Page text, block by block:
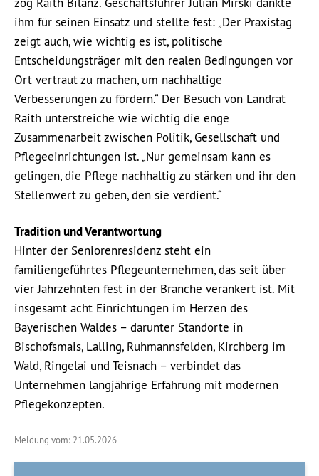
ihm für seinen Einsatz und stellte fest: „Der Praxistag
zeigt auch, wie wichtig es ist, politische
Entscheidungsträger mit den realen Bedingungen vor
Ort vertraut zu machen, um nachhaltige
Verbesserungen zu fördern.“ Der Besuch von Landrat
Raith unterstreiche wie wichtig die enge
Zusammenarbeit zwischen Politik, Gesellschaft und
Pflegeeinrichtungen ist. „Nur gemeinsam kann es
gelingen, die Pflege nachhaltig zu stärken und ihr den
Stellenwert zu geben, den sie verdient.“
Tradition und Verantwortung
Hinter der Seniorenresidenz steht ein
familiengeführtes Pflegeunternehmen, das seit über
vier Jahrzehnten fest in der Branche verankert ist. Mit
insgesamt acht Einrichtungen im Herzen des
Bayerischen Waldes – darunter Standorte in
Bischofsmais, Lalling, Ruhmannsfelden, Kirchberg im
Wald, Ringelai und Teisnach – verbindet das
Unternehmen langjährige Erfahrung mit modernen
Pflegekonzepten.
Meldung vom: 21.05.2026